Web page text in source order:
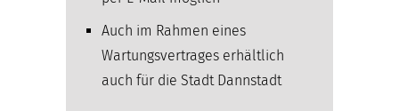
Auch im Rahmen eines
Wartungsvertrages erhältlich
auch für die Stadt Dannstadt